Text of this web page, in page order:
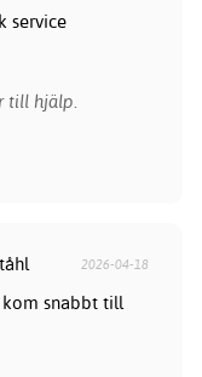
service
till hjälp.
2026-04-18
snabbt till